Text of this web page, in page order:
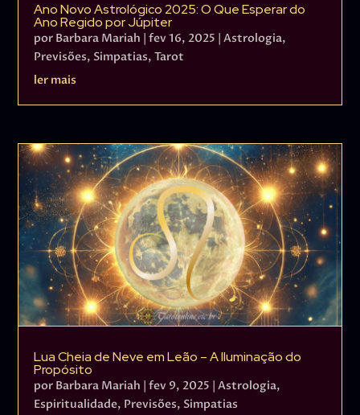
Ano Novo Astrológico 2025: O Que Esperar do
Ano Regido por Júpiter
por Barbara Mariah |fev 16, 2025 |Astrologia,
Previsões, Simpatias,Tarot
ler mais
Lua Cheia de Neve em Leão – A Iluminação do
Propósito
por Barbara Mariah |fev 9, 2025 |Astrologia,
Espiritualidade, Previsões, Simpatias